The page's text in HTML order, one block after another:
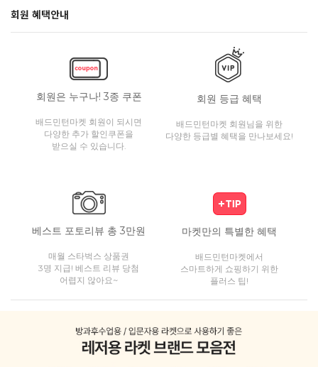
회원 혜택안내
회원은 누구나! 3종 쿠폰
배드민턴마켓 회원이 되시면
다양한 추가 할인쿠폰을
받으실 수 있습니다.
회원 등급 혜택
배드민턴마켓 회원님을 위한
다양한 등급별 혜택을 만나보세요!
베스트 포토리뷰 총 3만원
매월 스타벅스 상품권
3명 지급! 베스트 리뷰 당첨
어렵지 않아요~
마켓만의 특별한 혜택
배드민턴마켓에서
스마트하게 쇼핑하기 위한
플러스 팁!